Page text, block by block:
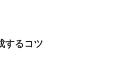
するコツ